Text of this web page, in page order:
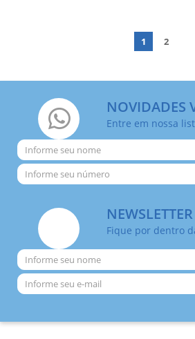
1 2
NOVIDADES
Entre em nossa
NEWSLETTER
Fique por dentro